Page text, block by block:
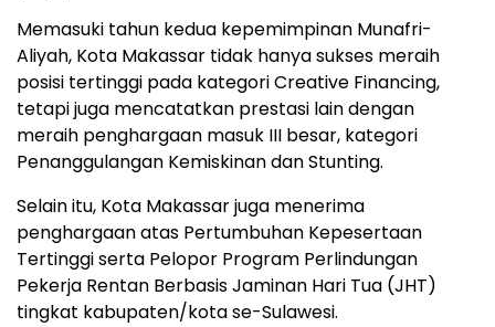
Memasuki tahun kedua kepemimpinan Munafri-
Aliyah, Kota Makassar tidak hanya sukses meraih
posisi tertinggi pada kategori Creative Financing,
tetapi juga mencatatkan prestasi lain dengan
meraih penghargaan masuk III besar, kategori
Penanggulangan Kemiskinan dan Stunting.
Selain itu, Kota Makassar juga menerima
penghargaan atas Pertumbuhan Kepesertaan
Tertinggi serta Pelopor Program Perlindungan
Pekerja Rentan Berbasis Jaminan Hari Tua (JHT)
tingkat kabupaten/kota se-Sulawesi.